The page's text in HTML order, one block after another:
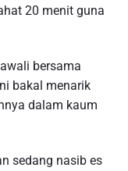
20 menit guna
bersama
bakal menarik
dalam kaum
sedang nasib es